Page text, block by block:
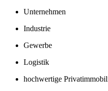
Unternehmen
Industrie
Gewerbe
Logistik
hochwertige